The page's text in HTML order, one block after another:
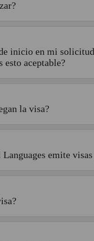
inicio en mi
esto aceptable?
la visa?
emite